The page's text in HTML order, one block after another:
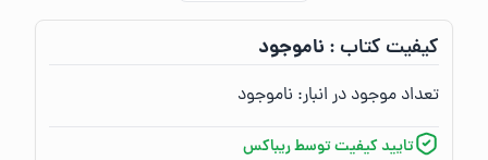
کیفیت کتاب :‌ ناموجود
تعداد موجود در انبار:‌ ناموجود
تایید کیفیت توسط ریباکس